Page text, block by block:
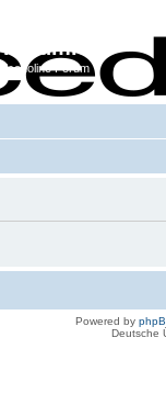
Forum
Powered by
Deutsche